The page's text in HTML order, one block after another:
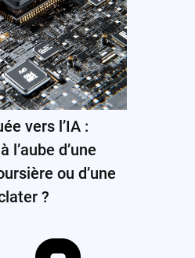
vers l’IA :
l’aube d’une
ou d’une
?